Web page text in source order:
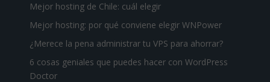
Mejor hosting de Chile: cuál elegir
Mejor hosting: por qué conviene elegir WNPower
¿Merece la pena administrar tu VPS para ahorrar?
6 cosas geniales que puedes hacer con WordPress
Doctor